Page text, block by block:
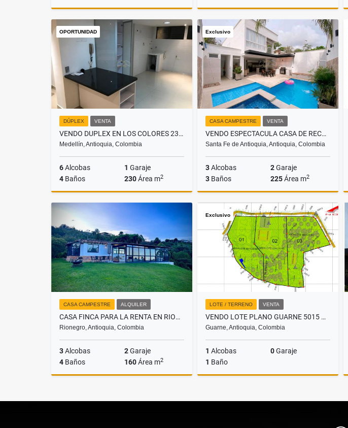
Alquiler
$6.800.000
Venta
$1.500.000.000
OPORTUNIDAD
DÚPLEX VENTA
VENDO DUPLEX EN LOS COLORES 230M
Medellín, Antioquia, Colombia
6Alcobas 1 Garaje
4 Baños 230Área m2
Venta
Exclusivo
CASA CAMPESTRE VENTA
VENDO ESPECTACULA CASA DE RECREO SANTA FE DE ANTIOQUÍA.
Santa Fe de Antioquia, Antioquia, Colombia
3Alcobas 2Garaje
3 Baños 225Área m2
Venta
$1.300.000.000
CASA CAMPESTRE ALQUILER
CASA FINCA PARA LA RENTA EN RIONEGRO
Rionegro, Antioquia, Colombia
3Alcobas 2Garaje
4 Baños 160Área m2
$6.000.000
Exclusivo
LOTE / TERRENO VENTA
VENDO LOTE PLANO GUARNE 5015 MTS CON LAGO Y CANCHA
Guarne, Antioquia, Colombia
1 Alcobas 0Garaje
1 Baño
$550.000.000